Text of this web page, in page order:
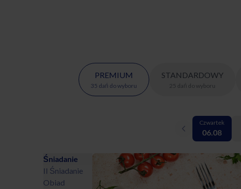
PREMIUM
35 dań do wyboru
STANDARDOWY
25 dań do wyboru
Czwartek
06.08
Śniadanie
II Śniadanie
Obiad